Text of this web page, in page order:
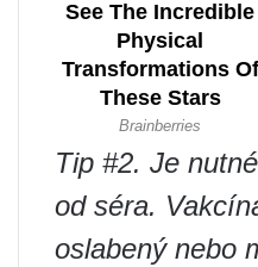
Tip #2. Je
od séra.
oslabený nebo